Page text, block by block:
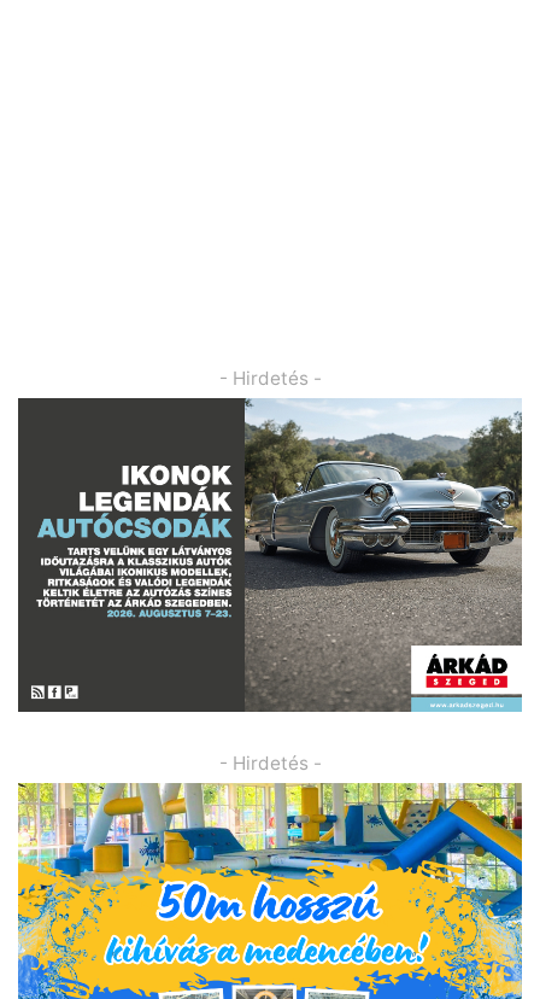
- Hirdetés -
- Hirdetés -